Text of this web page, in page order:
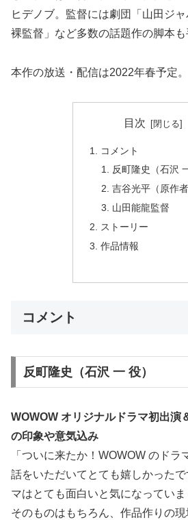
ヒデノブ。監督には劇団「山田ジ
裸監督」など多数の話題作の脚本も
本作の放送・配信は2022年春予定。
目次
コメント
反町隆史（石沢
吉谷光平（原作者
山田能龍監督
ストーリー
作品情報
コメント
反町隆史（石沢 一 役）
WOWOW オリジナルドラマ初出演
の印象や意気込み
「ついに来たか！WOWOW のドラ
話をいただいてとても嬉しかった
マはとても面白いと気になってい
そのものはもちろん、作品作りの